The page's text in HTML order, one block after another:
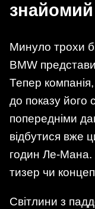
Минуло трохи
BMW
Тепер
до показу його
попередніми
відбутися вже
годин Ле-Мана.
тизер чи
Світлини з